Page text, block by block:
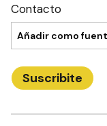
Contacto
Añadir como
Suscribite